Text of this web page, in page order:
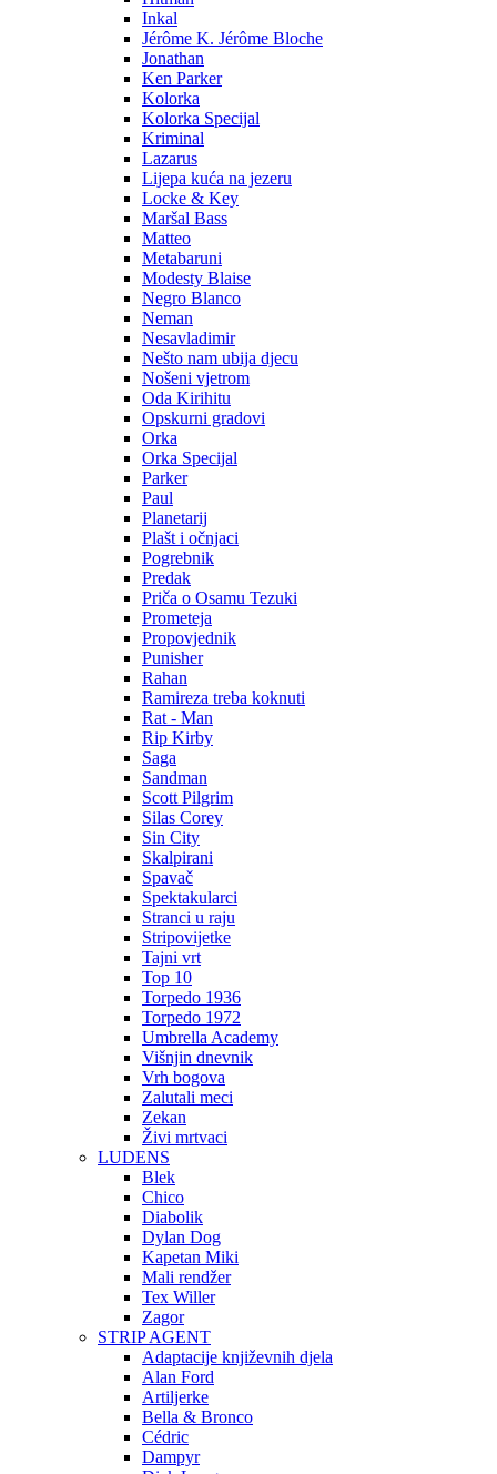
Inkal
Jérôme K. Jérôme Bloche
Jonathan
Ken Parker
Kolorka
Kolorka Specijal
Kriminal
Lazarus
Lijepa kuća na jezeru
Locke & Key
Maršal Bass
Matteo
Metabaruni
Modesty Blaise
Negro Blanco
Neman
Nesavladimir
Nešto nam ubija djecu
Nošeni vjetrom
Oda Kirihitu
Opskurni gradovi
Orka
Orka Specijal
Parker
Paul
Planetarij
Plašt i očnjaci
Pogrebnik
Predak
Priča o Osamu Tezuki
Prometeja
Propovjednik
Punisher
Rahan
Ramireza treba koknuti
Rat - Man
Rip Kirby
Saga
Sandman
Scott Pilgrim
Silas Corey
Sin City
Skalpirani
Spavač
Spektakularci
Stranci u raju
Stripovijetke
Tajni vrt
Top 10
Torpedo 1936
Torpedo 1972
Umbrella Academy
Višnjin dnevnik
Vrh bogova
Zalutali meci
Zekan
Živi mrtvaci
LUDENS
Blek
Chico
Diabolik
Dylan Dog
Kapetan Miki
Mali rendžer
Tex Willer
Zagor
STRIP AGENT
Adaptacije književnih djela
Alan Ford
Artiljerke
Bella & Bronco
Cédric
Dampyr